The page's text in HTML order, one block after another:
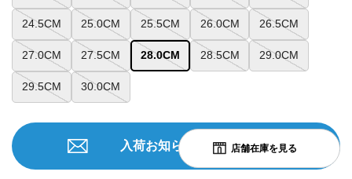
24.5CM 25.0CM 25.5CM 26.0CM 26.5CM
27.0CM 27.5CM 28.0CM 28.5CM 29.0CM
29.5CM 30.0CM
入荷お知らせを申込む